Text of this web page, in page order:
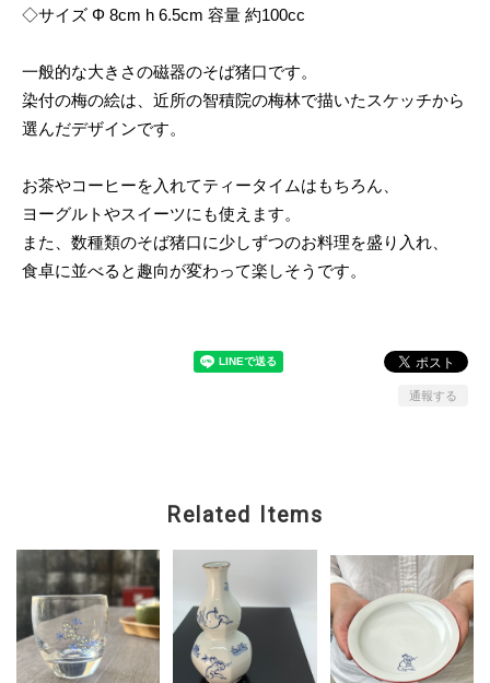
◇サイズ Φ 8cm h 6.5cm 容量 約100cc
一般的な大きさの磁器のそば猪口です。
染付の梅の絵は、近所の智積院の梅林で描いたスケッチから
選んだデザインです。
お茶やコーヒーを入れてティータイムはもちろん、
ヨーグルトやスイーツにも使えます。
また、数種類のそば猪口に少しずつのお料理を盛り入れ、
食卓に並べると趣向が変わって楽しそうです。
通報する
Related Items